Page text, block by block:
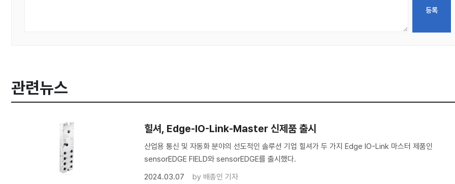
관련뉴스
힐셔, Edge-IO-Link-Master 신제품 출시
산업용 통신 및 자동화 분야의 선도적인 솔루션 기업 힐셔가 두 가지 Edge IO-Link 마스터 제품인
sensorEDGE FIELD와 sensorEDGE를 출시했다.
2024.03.07
by 배종인 기자